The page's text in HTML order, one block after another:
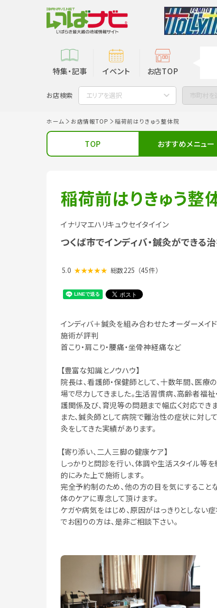
特集・記事 イベント お店TOP
お店検索 エリアを選択 市町村を
ホーム お店情報TOP 稲荷前はりきゅう整体院
TOP おすすめメニュー
稲荷前はりきゅう整
イナリマエハリキュウセイタイイン
つくば市でインディバ・鍼灸ができ
5.0 ★★★★★ 総数225 （45件）
インディバ＋鍼灸を組み合わせたオーダーメイ
施術が評判
首こり・肩こり・腰痛・坐骨神経痛など
【豊富な知識とノウハウ】
院長は、看護師・保健師として、十数年間、医療
場で尽力してきました。生活習慣病、高齢者福祉
護関係及び、育児等の問題まで幅広く対応できま
また、鍼灸師として病院で難治性の症状に対し
灸をしてきた実績があります。
【寄り添い、二人三脚の健康ケア】
しっかりと問診を行い、体調や生活スタイル等
的にみた上で施術します。
完全予約制のため、他の方の目を気にすることな
体のケアに専念して頂けます。
ケガや病気をはじめ、原因がはっきりとしない
でお困りの方は、是非ご相談下さい。